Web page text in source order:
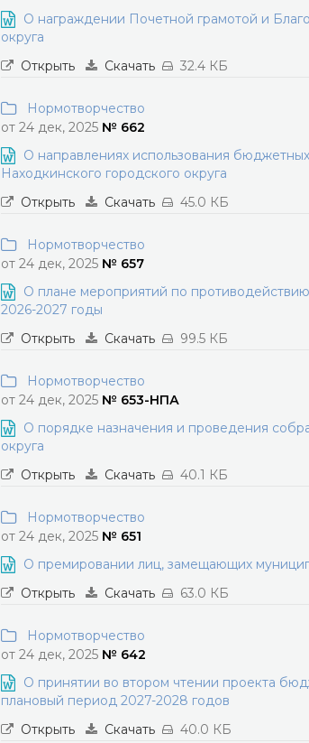
О награждении Почетной грамотой и
округа
Открыть
Скачать 32.4 КБ
Нормотворчество
от 24 дек, 2025 № 662
О направлениях использования
Находкинского городского округа
Открыть
Скачать 45.0 КБ
Нормотворчество
от 24 дек, 2025 № 657
О плане мероприятий по
2026-2027 годы
Открыть
Скачать 99.5 КБ
Нормотворчество
от 24 дек, 2025 № 653-НПА
О порядке назначения и проведения
округа
Открыть
Скачать 40.1 КБ
Нормотворчество
от 24 дек, 2025 № 651
О премировании лиц, замещающих
Открыть
Скачать 63.0 КБ
Нормотворчество
от 24 дек, 2025 № 642
О принятии во втором чтении проекта
плановый период 2027-2028 годов
Открыть
Скачать 40.0 КБ